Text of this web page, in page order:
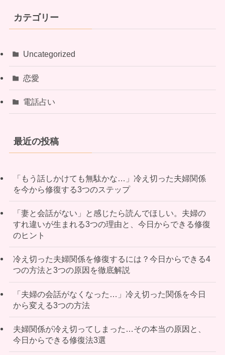
カテゴリー
Uncategorized
恋愛
電話占い
最近の投稿
「もう話しかけても無駄かな…」冷え切った夫婦関係
を今から修復する3つのステップ
「妻と会話がない」と感じたら読んでほしい。夫婦の
すれ違いが生まれる3つの理由と、今日からできる修復
のヒント
冷え切った夫婦関係を修復するには？今日からできる4
つの方法と3つの原因を徹底解説
「夫婦の会話がなくなった…」冷え切った関係を今日
から変える3つの方法
夫婦関係が冷え切ってしまった…その本当の原因と、
今日からできる修復法3選